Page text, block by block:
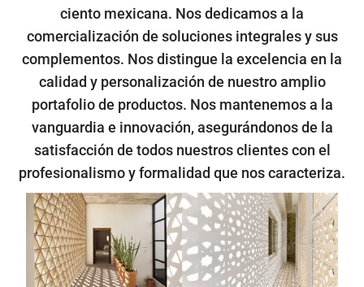
ciento mexicana. Nos dedicamos a la
comercialización de soluciones integrales y sus
complementos. Nos distingue la excelencia en la
calidad y personalización de nuestro amplio
portafolio de productos. Nos mantenemos a la
vanguardia e innovación, asegurándonos de la
satisfacción de todos nuestros clientes con el
profesionalismo y formalidad que nos caracteriza.